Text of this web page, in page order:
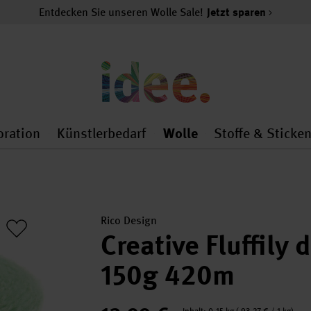
Entdecken Sie unseren Wolle Sale! Jetzt sparen
general.openMenu
Dekoration general.openMenu
Künstlerbedarf
Künstlerbedarf
Wolle
Wolle
Stoffe & Sticken
Rico Design
Creative Fluffily
150g 420m